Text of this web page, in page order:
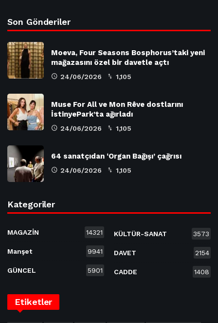
Son Gönderiler
Moeva, Four Seasons Bosphorus’taki yeni
mağazasını özel bir davetle açtı
24/06/2026 1,105
Muse For All ve Mon Rêve dostlarını
İstinyePark’ta ağırladı
24/06/2026 1,105
64 sanatçıdan ‘Organ Bağışı’ çağrısı
24/06/2026 1,105
Kategoriler
MAGAZİN 14321
Manşet 9941
GÜNCEL 5901
KÜLTÜR-SANAT 3573
DAVET 2154
CADDE 1408
Etiketler